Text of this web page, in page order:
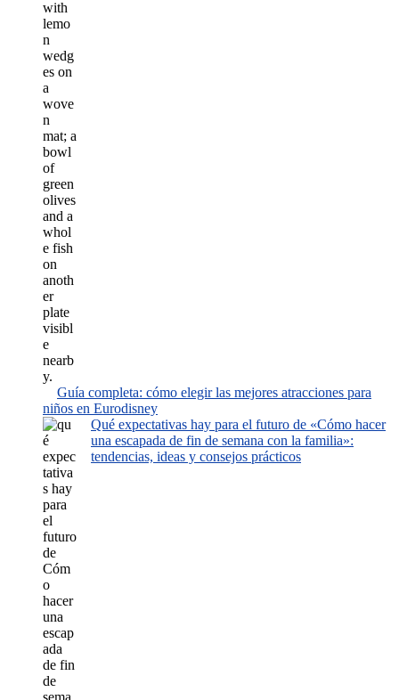
Guía completa: cómo elegir las mejores atracciones para
niños en Eurodisney
Qué expectativas hay para el futuro de «Cómo hacer
una escapada de fin de semana con la familia»:
tendencias, ideas y consejos prácticos